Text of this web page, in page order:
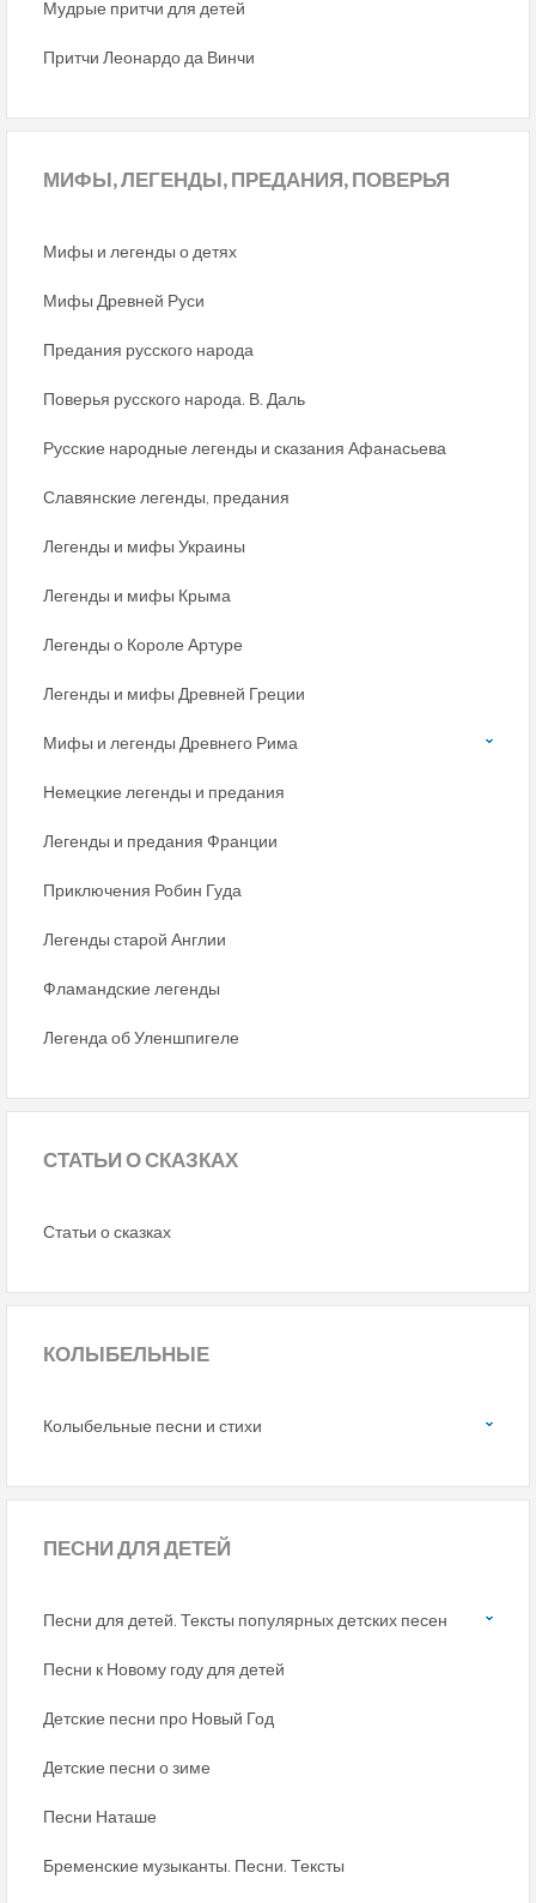
Мудрые притчи для детей
Притчи Леонардо да Винчи
МИФЫ,ЛЕГЕНДЫ, ПРЕДАНИЯ, ПОВЕРЬЯ
Мифы и легенды о детях
Мифы Древней Руси
Предания русского народа
Поверья русского народа. В. Даль
Русские народные легенды и сказания Афанасьева
Славянские легенды, предания
Легенды и мифы Украины
Легенды и мифы Крыма
Легенды о Короле Артуре
Легенды и мифы Древней Греции
Мифы и легенды Древнего Рима
Немецкие легенды и предания
Легенды и предания Франции
Приключения Робин Гуда
Легенды старой Англии
Фламандские легенды
Легенда об Уленшпигеле
СТАТЬИО СКАЗКАХ
Статьи о сказках
КОЛЫБЕЛЬНЫЕ
Колыбельные песни и стихи
ПЕСНИДЛЯ ДЕТЕЙ
Песни для детей. Тексты популярных детских песен
Песни к Новому году для детей
Детские песни про Новый Год
Детские песни о зиме
Песни Наташе
Бременские музыканты. Песни. Тексты